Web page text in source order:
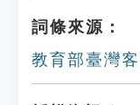
詞條來源：
教育部臺灣